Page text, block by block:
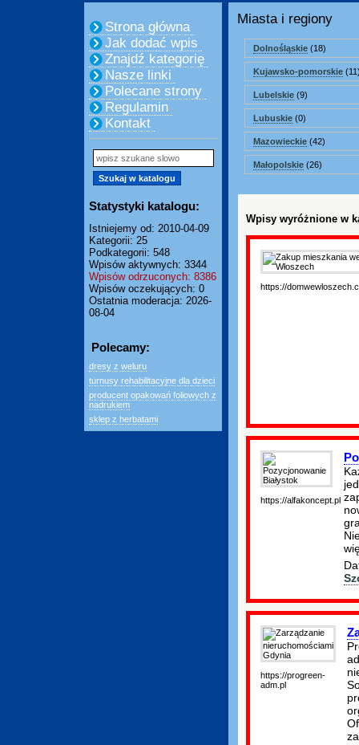
Strona główna
Jak dodać wpis
Znajdź kategorię
Nasze linki
Polecane strony
Regulamin
Kontakt
Statystyki katalogu:
Istniejemy od: 2010-04-09
Kategorii: 25
Podkategorii: 548
Wpisów aktywnych: 3344
Wpisów odrzuconych: 8386
Wpisów oczekujących: 0
Ostatnia moderacja: 2026-
08-04
Polecamy:
dresy z weluru
turnusy rehabilitacyjne dla dzieci
producent opakowań foliowych z
nadrukiem
sklep z herbatami
Miasta i regiony
Dolnośląskie (18)
Kujawsko-pomorskie
Lubelskie (9)
Lubuskie (0)
Mazowieckie (42)
Małopolskie (26)
Wpisy wyróżnione w
https://
https://alfakoncept.pl
https://progreen-
adm.pl